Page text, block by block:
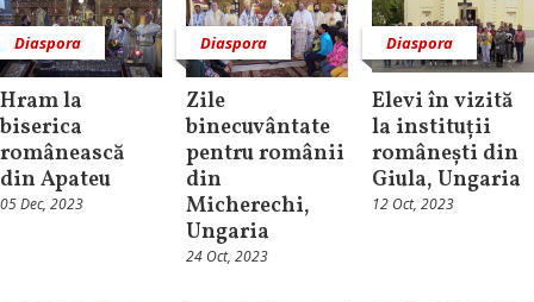
Diaspora
Hram la
biserica
românească
din Apateu
05 Dec, 2023
Diaspora
Zile
binecuvântate
pentru românii
din
Micherechi,
Ungaria
24 Oct, 2023
Diaspora
Elevi în vizită
la instituții
românești din
Giula, Ungaria
12 Oct, 2023